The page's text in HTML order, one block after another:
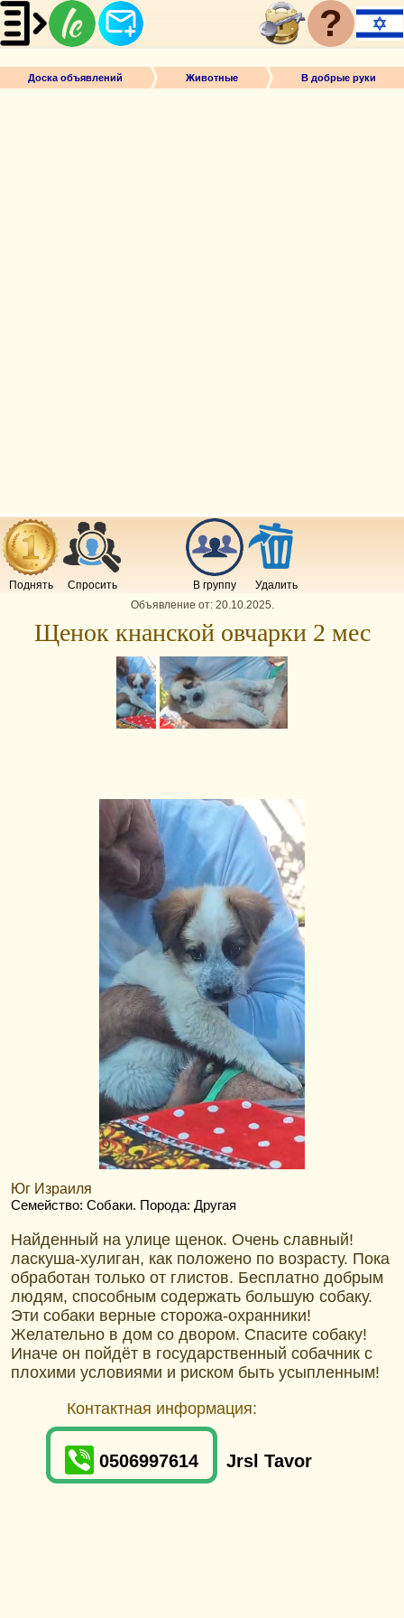
?
Доска объявлений Животные В добрые руки
Поднять Спросить В группу
Удалить
Объявление от: 20.10.2025.
Щенок кнанской овчарки 2 мес
Юг Израиля
Семейство: Собаки. Порода: Другая
Найденный на улице щенок. Очень славный!
ласкуша-хулиган, как положено по возрасту. Пока
обработан только от глистов. Бесплатно добрым
людям, способным содержать большую собаку.
Эти собаки верные сторожа-охранники!
Желательно в дом со двором. Спасите собаку!
Иначе он пойдёт в государственный собачник с
плохими условиями и риском быть усыпленным!
Контактная информация:
0506997614 Jrsl Tavor